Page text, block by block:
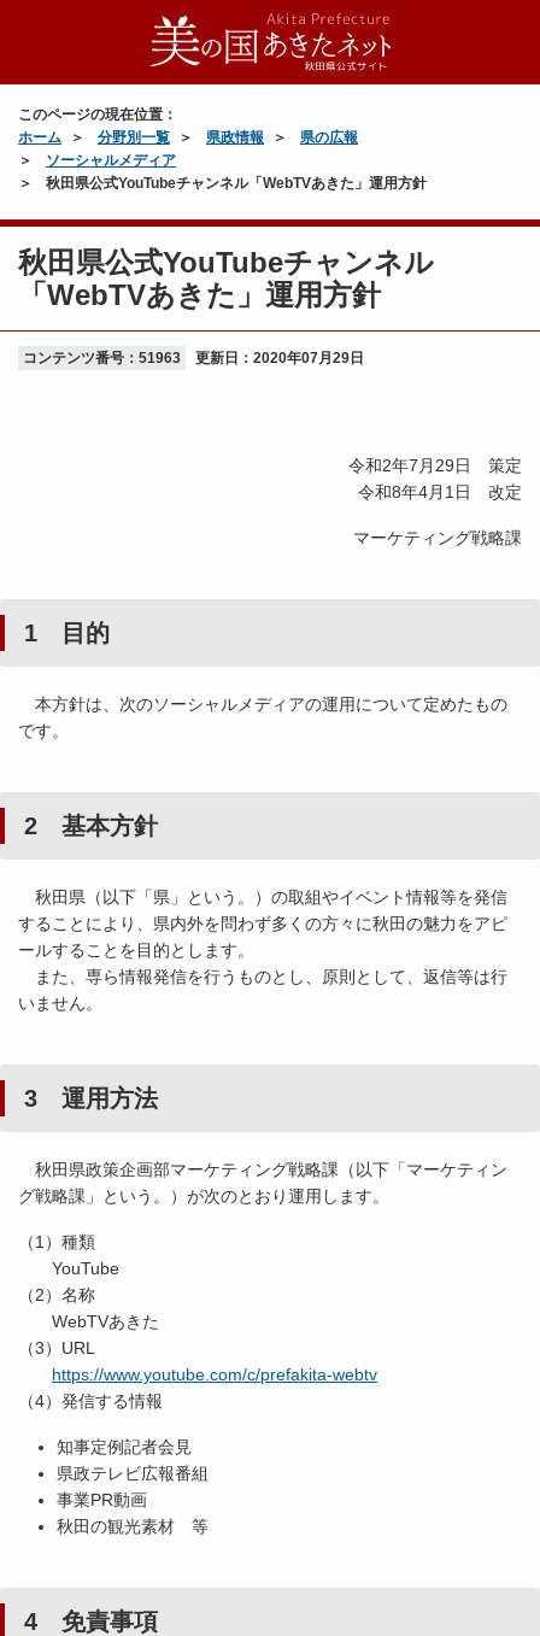
このページの現在位置：
ホーム
分野別一覧 県政情報
県の広報
ソーシャルメディア
秋田県公式YouTubeチャンネル「WebTVあきた」運用方針
秋田県公式YouTubeチャンネル
「WebTVあきた」運用方針
コンテンツ番号：51963 更新日： 2020年07月29日
令和2年7月29日 策定
令和8年4月1日 改定
マーケティング戦略課
1 目的
本方針は、次のソーシャルメディアの運用について定めたもの
です。
2 基本方針
秋田県（以下「県」という。）の取組やイベント情報等を発信
することにより、県内外を問わず多くの方々に秋田の魅力をアピ
ールすることを目的とします。
また、専ら情報発信を行うものとし、原則として、返信等は行
いません。
3 運用方法
秋田県政策企画部マーケティング戦略課 （以下「マーケティン
グ戦略課 」という。）が次のとおり運用します。
（1）種類
YouTube
（2）名称
WebTVあきた
（3）URL
https://www.youtube.com/c/prefakita-webtv
（4）発信する情報
知事定例記者会見
県政テレビ広報番組
事業PR動画
秋田の観光素材 等
4 免責事項